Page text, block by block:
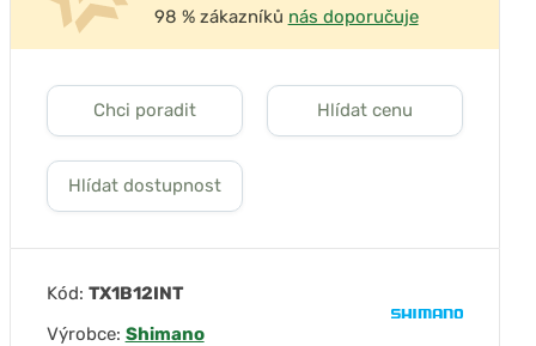
98 % zákazníků nás doporučuje
Chci poradit Hlídat cenu
Hlídat dostupnost
Kód: TX1B12INT
Výrobce: Shimano